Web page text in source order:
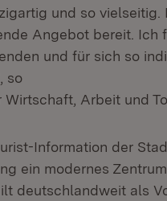
und so vielseitig.
Angebot bereit. Ich
und für sich so
so
Arbeit und
Information der
ein modernes
deutschlandweit als